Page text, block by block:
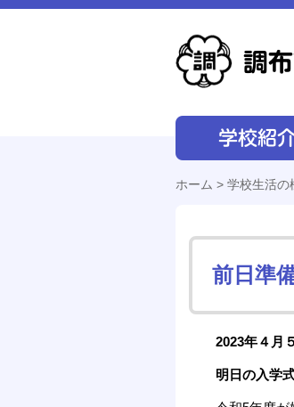
ホーム > 学校生活の
前日準
2023年４月
明日の入学